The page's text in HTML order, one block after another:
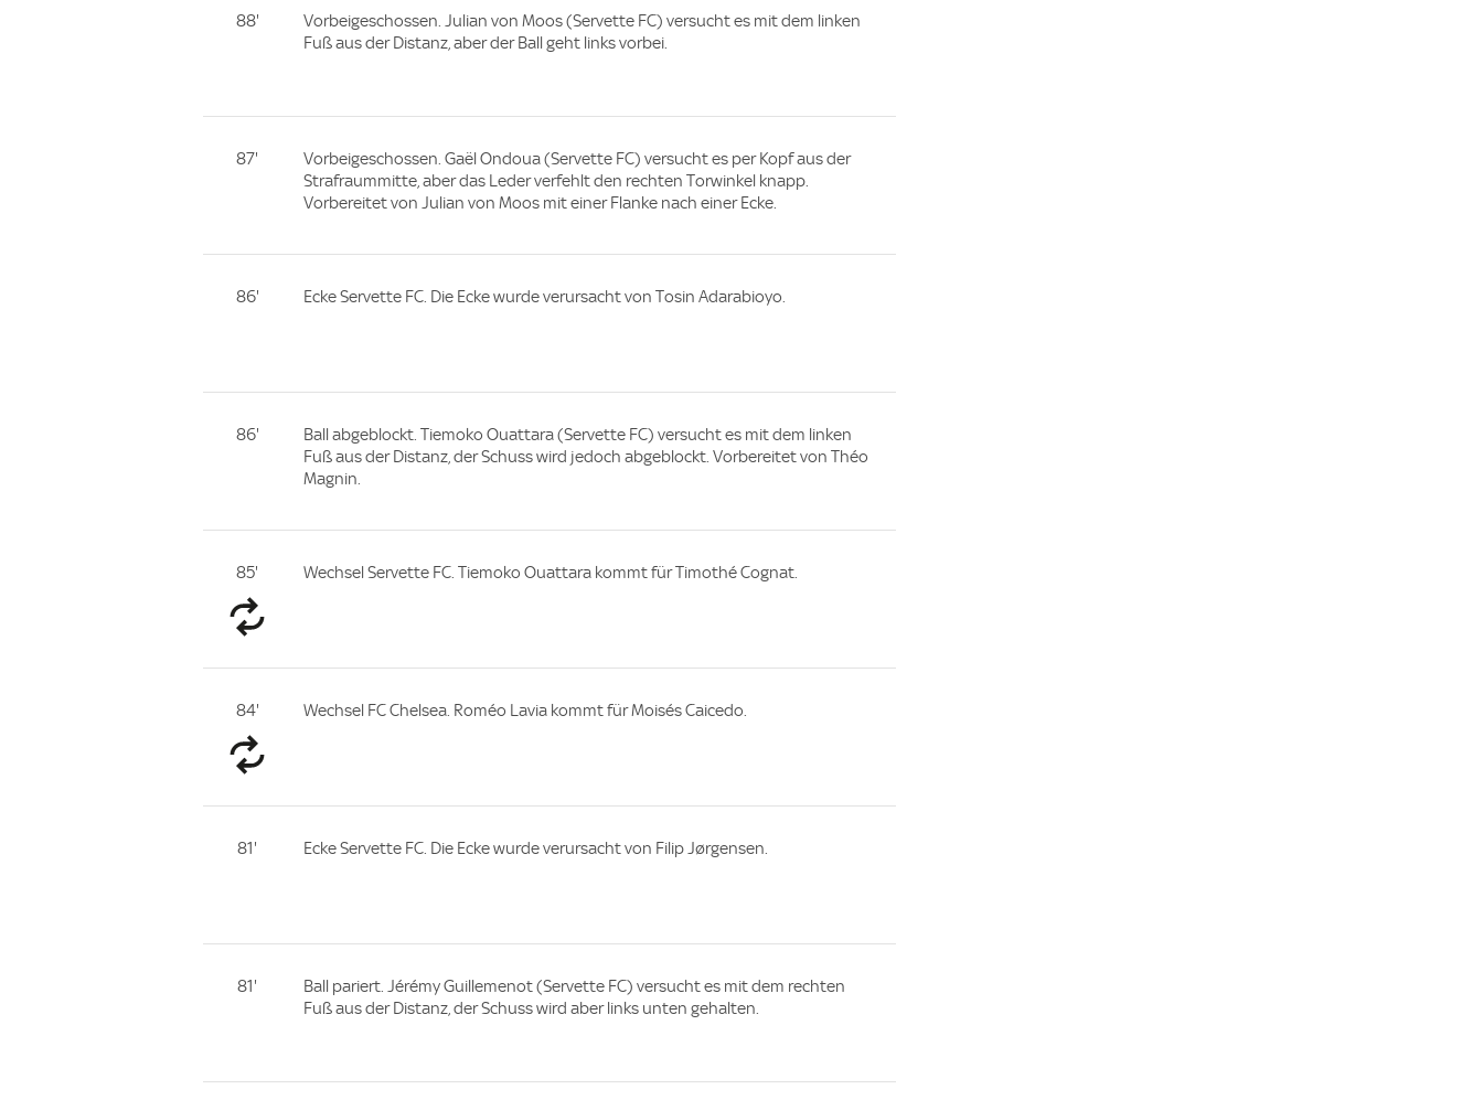
88'
Vorbeigeschossen. Julian von Moos (Servette FC) versucht es mit dem linken
Fuß aus der Distanz, aber der Ball geht links vorbei.
87'
Vorbeigeschossen. Gaël Ondoua (Servette FC) versucht es per Kopf aus der
Strafraummitte, aber das Leder verfehlt den rechten Torwinkel knapp.
Vorbereitet von Julian von Moos mit einer Flanke nach einer Ecke.
86' Ecke Servette FC. Die Ecke wurde verursacht von Tosin Adarabioyo.
86'
Ball abgeblockt. Tiemoko Ouattara (Servette FC) versucht es mit dem linken
Fuß aus der Distanz, der Schuss wird jedoch abgeblockt. Vorbereitet von Théo
Magnin.
85' Wechsel Servette FC. Tiemoko Ouattara kommt für Timothé Cognat.
84' Wechsel FC Chelsea. Roméo Lavia kommt für Moisés Caicedo.
81' Ecke Servette FC. Die Ecke wurde verursacht von Filip Jørgensen.
81'
Ball pariert. Jérémy Guillemenot (Servette FC) versucht es mit dem rechten
Fuß aus der Distanz, der Schuss wird aber links unten gehalten.